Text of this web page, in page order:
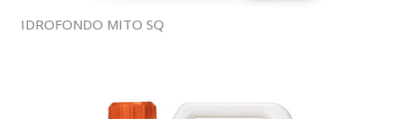
IDROFONDO MITO SQ